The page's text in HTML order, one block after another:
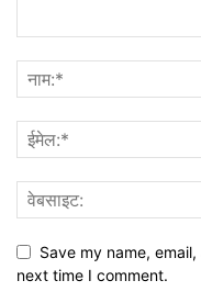
Save my name,
next time I comment.